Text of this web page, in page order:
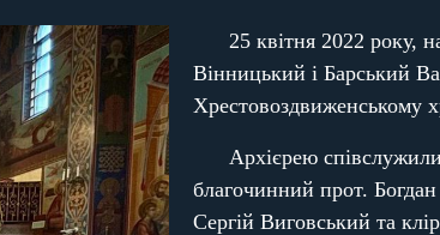
25 квітня 2022 року,
Вінницький і Барський
Хрестовоздвиженському
Архієрею
благочинний прот.
Сергій Виговський та